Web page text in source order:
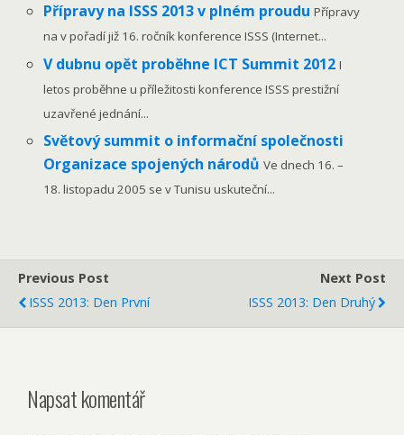
Přípravy na ISSS 2013 v plném prouduPřípravy
na v pořadí již 16. ročník konference ISSS (Internet...
V dubnu opět proběhne ICT Summit 2012I
letos proběhne u příležitosti konference ISSS prestižní
uzavřené jednání...
Světový summit o informační společnosti
Organizace spojených národůVe dnech 16. –
18. listopadu 2005 se v Tunisu uskuteční...
Previous Post
ISSS 2013: Den První
Next Post
ISSS 2013: Den Druhý
Napsat komentář